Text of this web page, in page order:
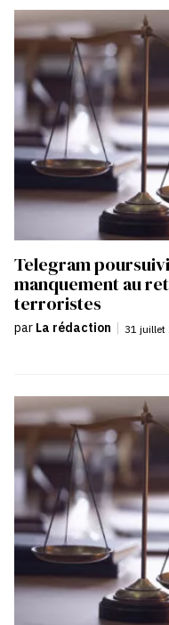
Telegram
manquement au
terroristes
par La rédaction 31 juillet